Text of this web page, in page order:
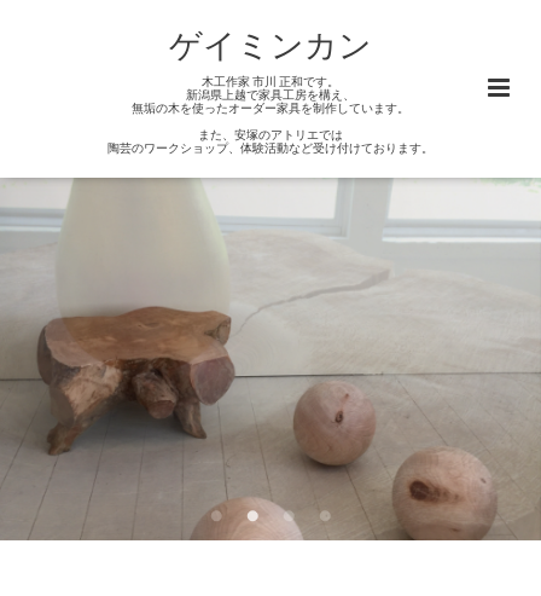
ゲイミンカン
木工作家 市川 正和です。
新潟県上越で家具工房を構え、
無垢の木を使ったオーダー家具を制作しています。
また、安塚のアトリエでは
陶芸のワークショップ、体験活動など受け付けております。